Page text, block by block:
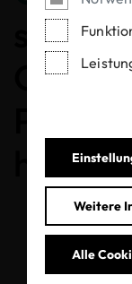
Weitere
Alle
sich
haben.